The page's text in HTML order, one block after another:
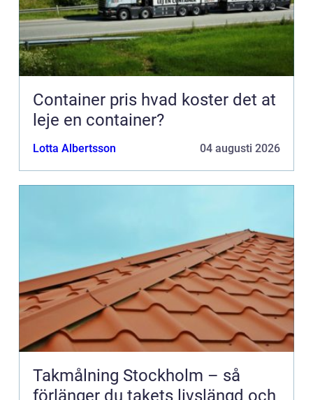
Container pris hvad koster det at
leje en container?
Lotta Albertsson 04 augusti 2026
Takmålning Stockholm – så
förlänger du takets livslängd och